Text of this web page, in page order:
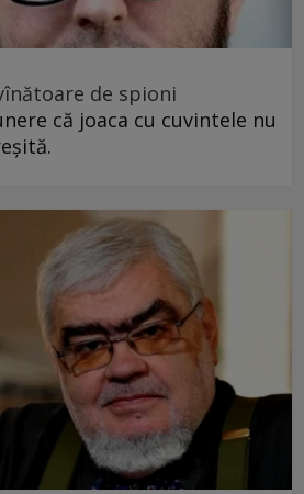
de spioni
că joaca cu cuvintele nu